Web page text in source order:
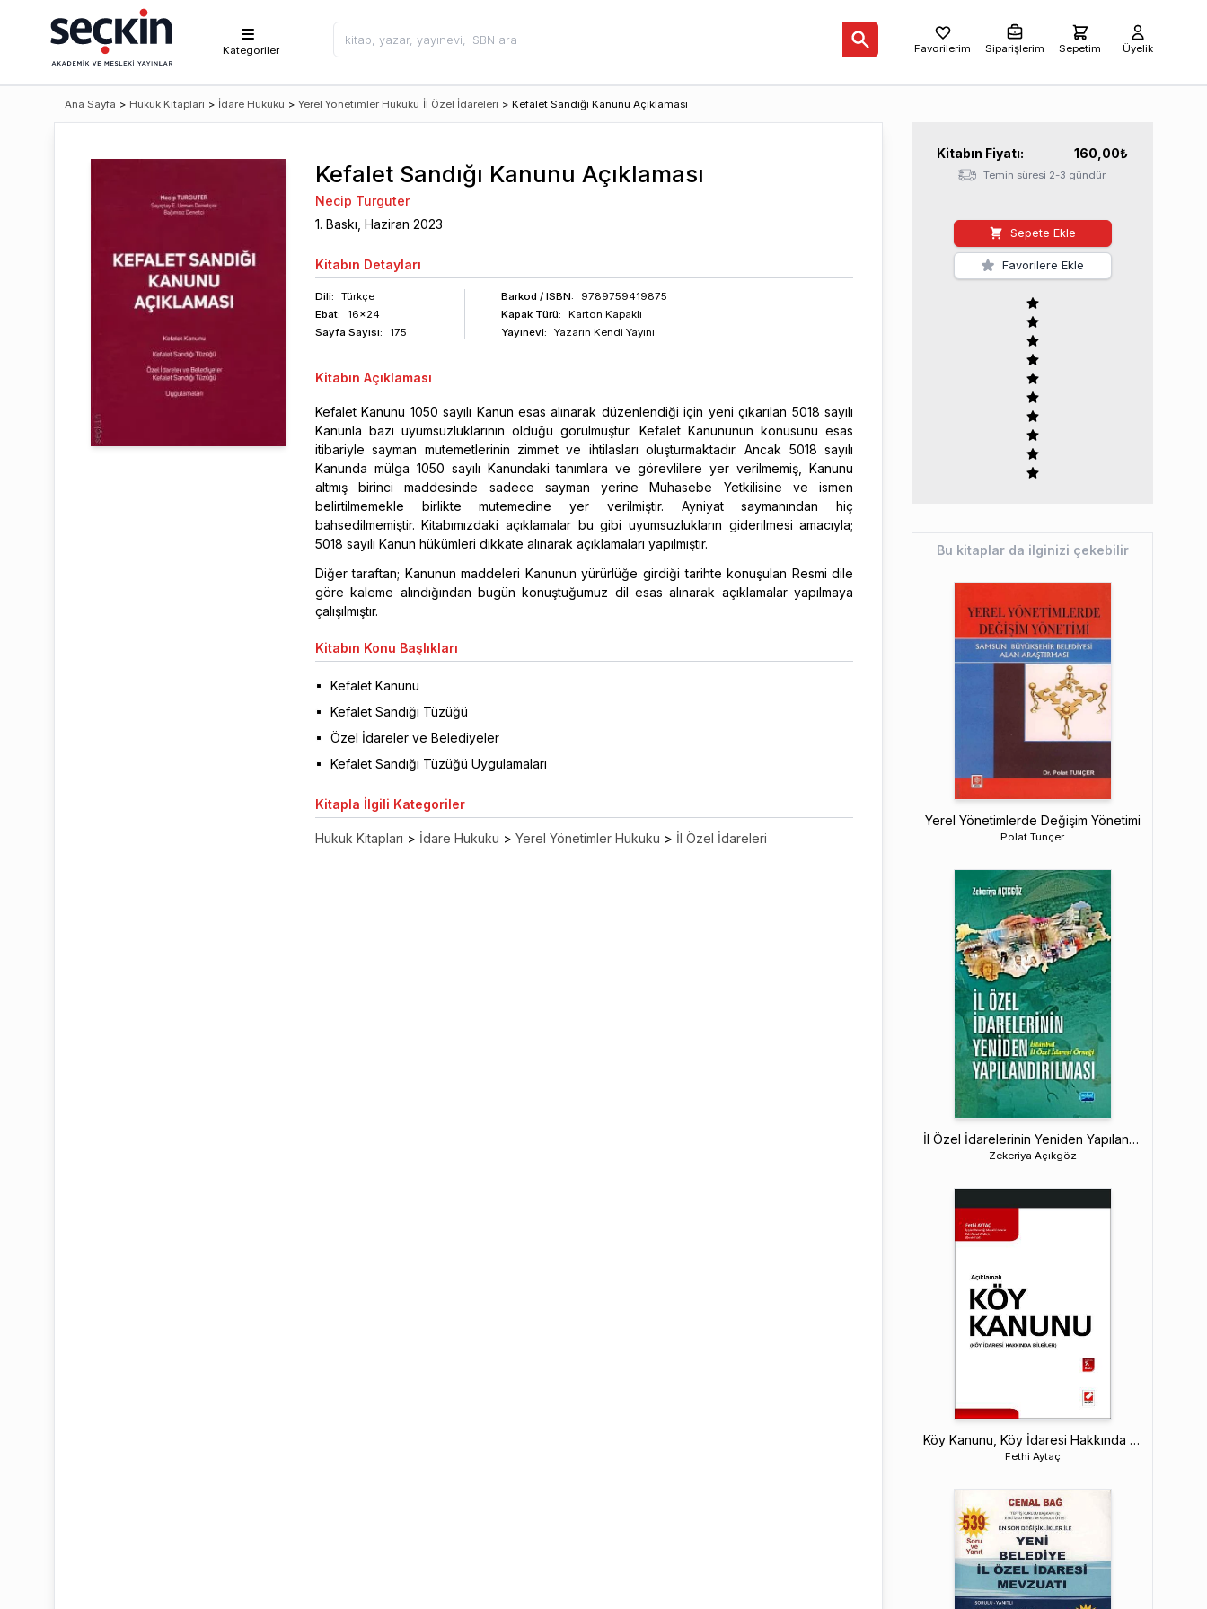
Kategoriler Favorilerim Siparişlerim Sepetim Üyelik
Ana Sayfa > Hukuk Kitapları > İdare Hukuku > Yerel Yönetimler Hukuku İl Özel İdareleri > Kefalet Sandığı Kanunu Açıklaması
Kefalet Sandığı Kanunu Açıklaması
Necip Turguter
1. Baskı, Haziran 2023
Kitabın Detayları
Dili:
Türkçe
Ebat:
16x24
Sayfa Sayısı: 175
Barkod / ISBN:
9789759419875
Kapak Türü:
Karton Kapaklı
Yayınevi:
Yazarın Kendi Yayını
Kitabın Açıklaması
Kefalet Kanunu 1050 sayılı Kanun esas alınarak düzenlendiği için yeni çıkarılan 5018 sayılı
Kanunla bazı uyumsuzluklarının olduğu görülmüştür. Kefalet Kanununun konusunu esas
itibariyle sayman mutemetlerinin zimmet ve ihtilasları oluşturmaktadır. Ancak 5018 sayılı
Kanunda mülga 1050 sayılı Kanundaki tanımlara ve görevlilere yer verilmemiş, Kanunu
altmış birinci maddesinde sadece sayman yerine Muhasebe Yetkilisine ve ismen
belirtilmemekle birlikte mutemedine yer verilmiştir. Ayniyat saymanından hiç
bahsedilmemiştir. Kitabımızdaki açıklamalar bu gibi uyumsuzlukların giderilmesi amacıyla;
5018 sayılı Kanun hükümleri dikkate alınarak açıklamaları yapılmıştır.
Diğer taraftan; Kanunun maddeleri Kanunun yürürlüğe girdiği tarihte konuşulan Resmi dile
göre kaleme alındığından bugün konuştuğumuz dil esas alınarak açıklamalar yapılmaya
çalışılmıştır.
Kitabın Konu Başlıkları
Kefalet Kanunu
Kefalet Sandığı Tüzüğü
Özel İdareler ve Belediyeler
Kefalet Sandığı Tüzüğü Uygulamaları
Kitapla İlgili Kategoriler
Hukuk Kitapları > İdare Hukuku > Yerel Yönetimler Hukuku > İl Özel İdareleri
Kitabın Fiyatı: 160,00₺
Temin süresi 2-3 gündür.
Sepete Ekle
Favorilere Ekle
Bu kitaplar da ilginizi çekebilir
Yerel Yönetimlerde Değişim Yönetimi
Polat Tunçer
İl Özel İdarelerinin Yeniden Yapılandırılması
Zekeriya Açıkgöz
Köy Kanunu, Köy İdaresi Hakkında Bilgiler
Fethi Aytaç